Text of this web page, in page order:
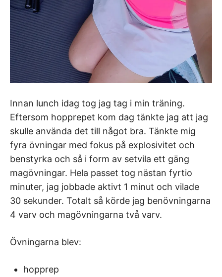
Innan lunch idag tog jag tag i min träning.
Eftersom hopprepet kom dag tänkte jag att jag
skulle använda det till något bra. Tänkte mig
fyra övningar med fokus på explosivitet och
benstyrka och så i form av setvila ett gäng
magövningar. Hela passet tog nästan fyrtio
minuter, jag jobbade aktivt 1 minut och vilade
30 sekunder. Totalt så körde jag benövningarna
4 varv och magövningarna två varv.
Övningarna blev:
hopprep